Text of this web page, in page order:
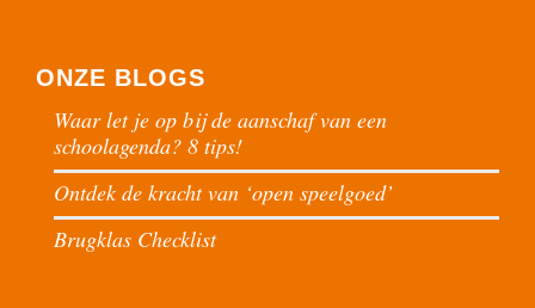
ONZE BLOGS
Waar let je op bij de aanschaf van een
schoolagenda? 8 tips!
Ontdek de kracht van ‘open speelgoed’
Brugklas Checklist